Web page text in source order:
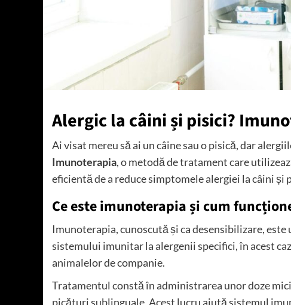
Alergic la câini și pisici?
Ai visat mereu să ai un câine sau o pisică, dar
Imunoterapia, o metodă de tratament care
eficientă de a reduce simptomele alergiei la câini și
Ce este imunoterapia și cum
Imunoterapia, cunoscută și ca desensibilizare,
sistemului imunitar la alergenii specifici, în acest
animalelor de companie.
Tratamentul constă în administrarea unor doze
picături sublinguale. Acest lucru ajută sistemul